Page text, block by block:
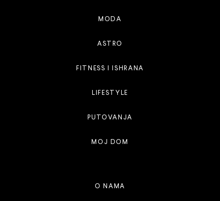
MODA
ASTRO
FITNESS I ISHRANA
LIFESTYLE
PUTOVANJA
MOJ DOM
O NAMA